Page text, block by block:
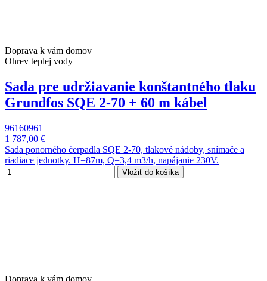
Doprava k vám domov
Ohrev teplej vody
Sada pre udržiavanie konštantného tlaku
Grundfos SQE 2-70 + 60 m kábel
96160961
1 787,00 €
Sada ponorného čerpadla SQE 2-70, tlakové nádoby, snímače a
riadiace jednotky. H=87m, Q=3,4 m3/h, napájanie 230V.
Vložiť do košíka
Doprava k vám domov